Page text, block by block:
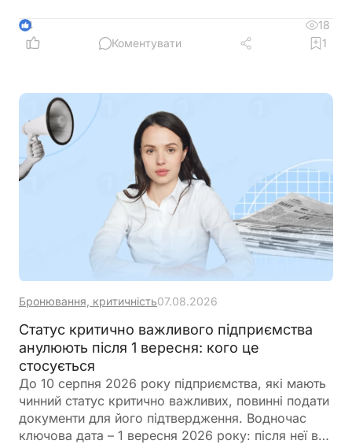
4
18
Коментувати
1
Бронювання, критичність07.08.2026
Статус критично важливого підприємства
анулюють після 1 вересня: кого це
стосується
До 10 серпня 2026 року підприємства, які мають
чинний статус критично важливих, повинні подати
документи для його підтвердження. Водночас
ключова дата – 1 вересня 2026 року: після неї всі